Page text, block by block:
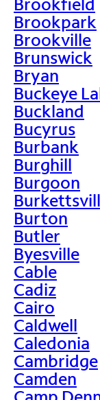
Brookpark
Brookville
Brunswick
Bryan
Buckeye
Buckland
Bucyrus
Burbank
Burghill
Burgoon
Burton
Butler
Byesville
Cable
Cadiz
Cairo
Caldwell
Caledonia
Cambridge
Camden